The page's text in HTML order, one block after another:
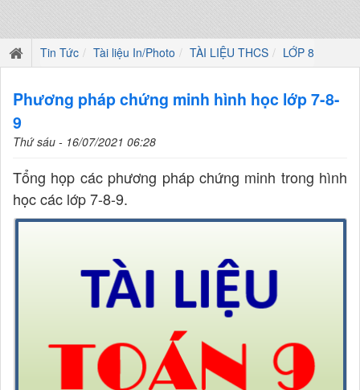
Tin Tức Tài liệu In/Photo TÀI LIỆU THCS LỚP 8
Phương pháp chứng minh hình học lớp 7-8-
9
Thứ sáu - 16/07/2021 06:28
Tổng họp các phương pháp chứng minh trong hình
học các lớp 7-8-9.